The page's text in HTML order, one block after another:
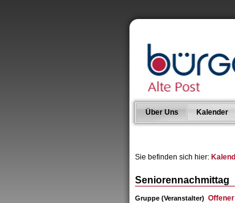
Über Uns Kalender
Sie befinden sich hier:
Seniorennachmittag
Gruppe (Veranstalter)